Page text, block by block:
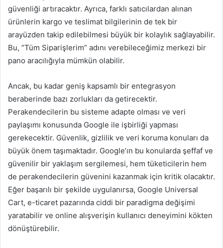
güvenliği artıracaktır. Ayrıca, farklı satıcılardan alınan
ürünlerin kargo ve teslimat bilgilerinin de tek bir
arayüzden takip edilebilmesi büyük bir kolaylık sağlayabilir.
Bu, “Tüm Siparişlerim” adını verebileceğimiz merkezi bir
pano aracılığıyla mümkün olabilir.
Ancak, bu kadar geniş kapsamlı bir entegrasyon
beraberinde bazı zorlukları da getirecektir.
Perakendecilerin bu sisteme adapte olması ve veri
paylaşımı konusunda Google ile işbirliği yapması
gerekecektir. Güvenlik, gizlilik ve veri koruma konuları da
büyük önem taşımaktadır. Google’ın bu konularda şeffaf ve
güvenilir bir yaklaşım sergilemesi, hem tüketicilerin hem
de perakendecilerin güvenini kazanmak için kritik olacaktır.
Eğer başarılı bir şekilde uygulanırsa, Google Universal
Cart, e-ticaret pazarında ciddi bir paradigma değişimi
yaratabilir ve online alışverişin kullanıcı deneyimini kökten
dönüştürebilir.